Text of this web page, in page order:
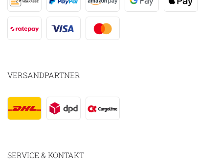
VERSANDPARTNER
SERVICE & KONTAKT